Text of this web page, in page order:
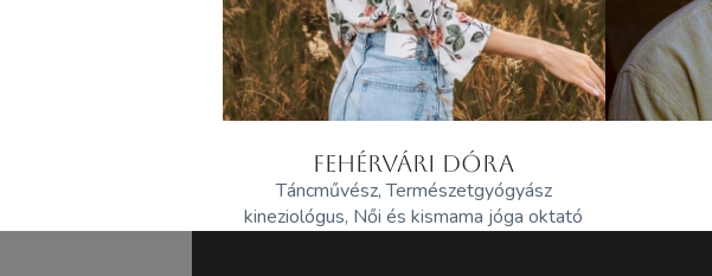
FEHÉRVÁRI DÓRA
Táncművész, Természetgyógyász
kineziológus, Női és kismama jóga oktató